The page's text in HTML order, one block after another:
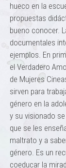
hueco en la
propuestas
bueno conocer.
documentales
ejemplos. En
el Verdadero
de Mujeres
sirven para
género en la
y su visionado
que se les
maltrato y a
género. Es un
coeducar la